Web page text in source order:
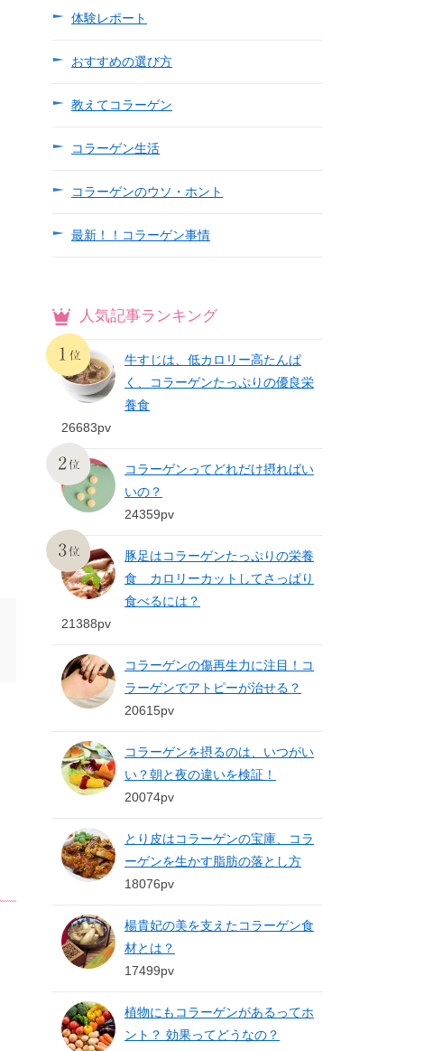
体験レポート
おすすめの選び方
教えてコラーゲン
コラーゲン生活
コラーゲンのウソ・ホント
最新！！コラーゲン事情
人気記事ランキング
牛すじは、低カロリー高たんぱ
く、コラーゲンたっぷりの優良栄
養食
26683pv
コラーゲンってどれだけ摂ればい
いの？
24359pv
豚足はコラーゲンたっぷりの栄養
食 カロリーカットしてさっぱり
食べるには？
21388pv
コラーゲンの傷再生力に注目！コ
ラーゲンでアトピーが治せる？
20615pv
コラーゲンを摂るのは、いつがい
い？朝と夜の違いを検証！
20074pv
とり皮はコラーゲンの宝庫、コラ
ーゲンを生かす脂肪の落とし方
18076pv
楊貴妃の美を支えたコラーゲン食
材とは？
17499pv
植物にもコラーゲンがあるってホ
ント？ 効果ってどうなの？